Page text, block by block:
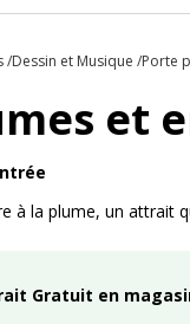
Dessin et Musique Porte
et
à la plume, un attrait
Gratuit en